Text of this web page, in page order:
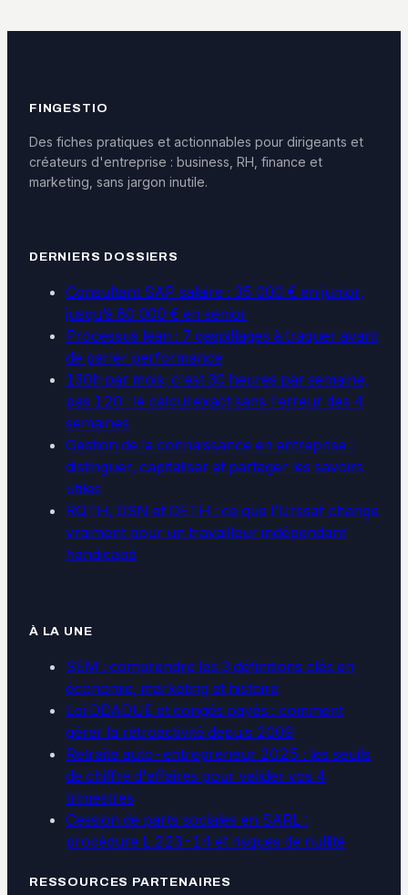
votre budget
pour votre auto-
FINGESTIO
Des fiches pratiques et actionnables pour dirigeants et
créateurs d'entreprise : business, RH, finance et
marketing, sans jargon inutile.
DERNIERS DOSSIERS
Consultant SAP salaire : 35 000 € en junior,
jusqu’à 80 000 € en senior
Processus lean : 7 gaspillages à traquer avant
de parler performance
130h par mois, c'est 30 heures par semaine,
pas 120 : le calcul exact sans l'erreur des 4
semaines
Gestion de la connaissance en entreprise :
distinguer, capitaliser et partager les savoirs
utiles
RQTH, DSN et OETH : ce que l’Urssaf change
vraiment pour un travailleur indépendant
handicapé
À LA UNE
SEM : comprendre les 3 définitions clés en
économie, marketing et histoire
Loi DDADUE et congés payés : comment
gérer la rétroactivité depuis 2009
Retraite auto-entrepreneur 2025 : les seuils
de chiffre d'affaires pour valider vos 4
trimestres
Cession de parts sociales en SARL :
procédure L.223-14 et risques de nullité
RESSOURCES PARTENAIRES